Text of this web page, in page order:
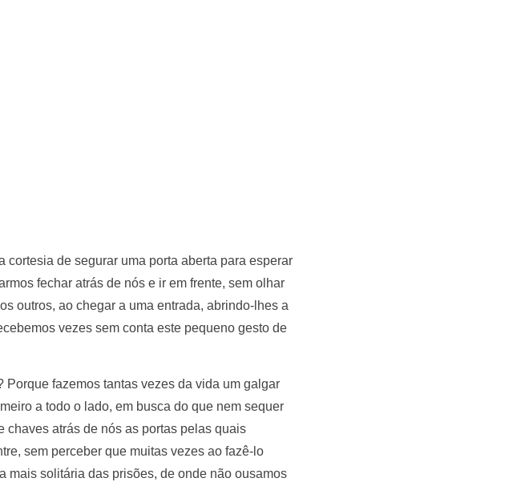
de segurar uma porta aberta para esperar
fechar atrás de nós e ir em frente, sem olhar
outros, ao chegar a uma entrada, abrindo-lhes a
vezes sem conta este pequeno gesto de
fazemos tantas vezes da vida um galgar
a todo o lado, em busca do que nem sequer
chaves atrás de nós as portas pelas quais
sem perceber que muitas vezes ao fazê-lo
mais solitária das prisões, de onde não ousamos